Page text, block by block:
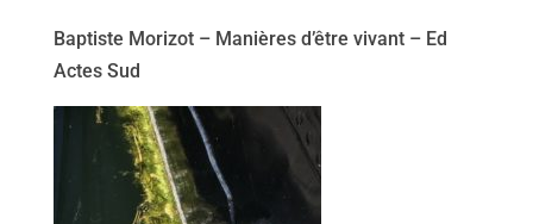
Baptiste Morizot – Manières d’être vivant – Ed
Actes Sud